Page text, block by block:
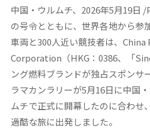
中国・ウルムチ、2026年5月19
の号令とともに、世界各地から参
車両と300人近い競技者は、
Corporation（HKG：0386、「
ング燃料ブランドが独占スポンサ
ラマカンラリーが5月16日に中国
ムチで正式に開幕したのに合わせ
過酷な旅に出発しました。